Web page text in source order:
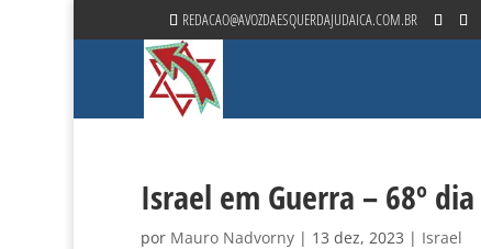
REDACAO@AVOZDAESQUERDAJUDAICA.COM.BR
Israel em Guerra – 68º dia
por Mauro Nadvorny| 13 dez, 2023 | Israel